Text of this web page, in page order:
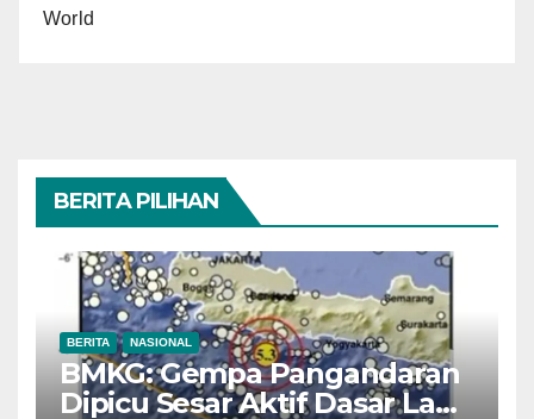
World
BERITA PILIHAN
BERITA NASIONAL
BMKG: Gempa Pangandaran
Dipicu Sesar Aktif Dasar Laut,